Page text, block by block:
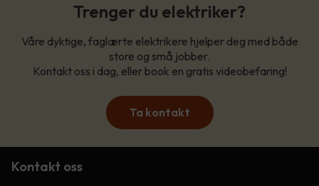
Trenger du elektriker?
Våre dyktige, faglærte elektrikere hjelper deg med både
store og små jobber.
Kontakt oss i dag, eller book en gratis videobefaring!
Ta kontakt
Kontakt oss